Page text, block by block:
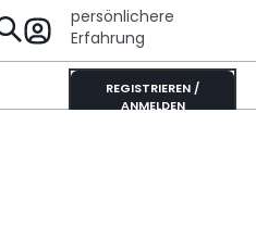
persönlichere
Erfahrung
REGISTRIEREN /
ANMELDEN